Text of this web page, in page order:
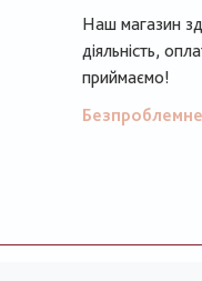
Наш магазин
діяльність,
приймаємо!